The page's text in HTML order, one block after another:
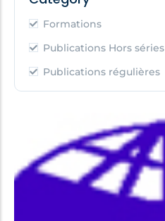
Formations
Publications Hors séries
Publications régulières